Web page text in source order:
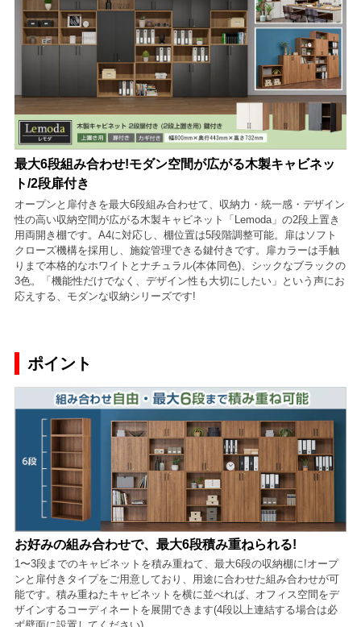
最大6段組み合わせ!モダン空間が広がる木製キャビネッ
ト/2段扉付き
オープンと扉付きを最大6段組み合わせて、収納力・統一感・デザイン
性の高い収納空間が広がる木製キャビネット「Lemoda」の2段上置き
用両開き棚です。A4に対応し、棚位置は5段階調整可能。扉はソフト
クローズ機構を採用し、施錠管理できる鍵付きです。扉カラーは手触
りまで本格的なホワイトとナチュラル(本体同色)、シックなブラックの
3色。「機能性だけでなく、デザイン性も大切にしたい」という声にお
応えする、モダンな収納シリーズです!
ポイント
お好みの組み合わせで、最大6段積み重ねられる!
1〜3段までのキャビネットを積み重ねて、最大6段の収納棚に!オープ
ンと扉付きタイプをご用意しており、用途に合わせた組み合わせが可
能です。積み重ねたキャビネットを横に並べれば、オフィス空間をデ
ザインするコーディネートを展開できます(4段以上連結する場合は必